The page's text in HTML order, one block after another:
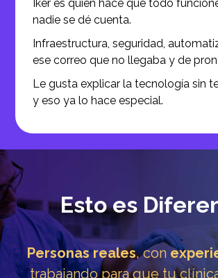
Iker es quien hace que todo
nadie se dé cuenta.
Infraestructura, seguridad,
ese correo que no llegaba y de
Le gusta explicar la tecnología sin
y eso ya lo hace especial.
Esto es
Personas reales, con
trabajando para que tu